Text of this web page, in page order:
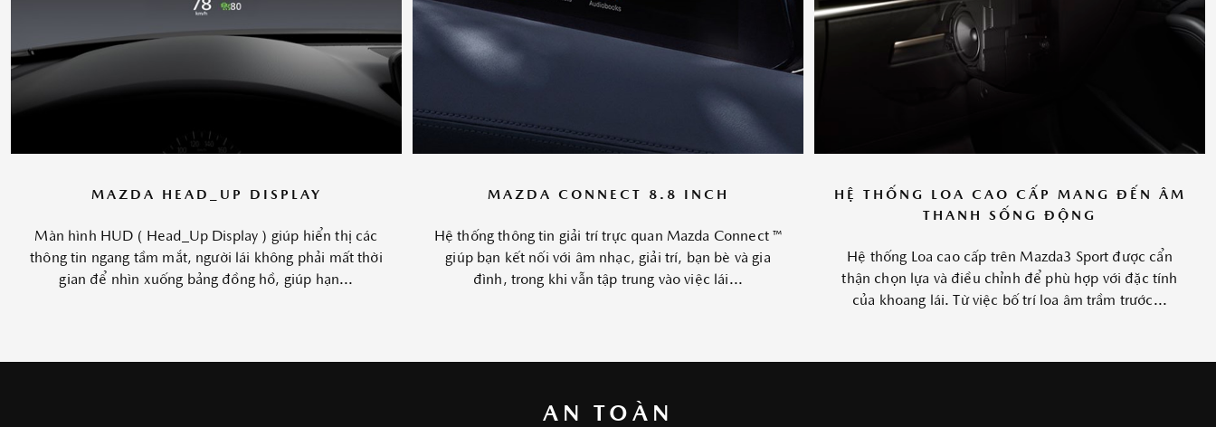
MAZDA HEAD_UP DISPLAY
Màn hình HUD ( Head_Up Display ) giúp hiển thị các
thông tin ngang tầm mắt, người lái không phải mất thời
gian để nhìn xuống bảng đồng hồ, giúp hạn...
MAZDA CONNECT 8.8 INCH
Hệ thống thông tin giải trí trực quan Mazda Connect ™
giúp bạn kết nối với âm nhạc, giải trí, bạn bè và gia
đình, trong khi vẫn tập trung vào việc lái...
HỆ THỐNG LOA CAO CẤP MANG ĐẾN ÂM
THANH SỐNG ĐỘNG
Hệ thống Loa cao cấp trên Mazda3 Sport được cẩn
thận chọn lựa và điều chỉnh để phù hợp với đặc tính
của khoang lái. Từ việc bố trí loa âm trầm trước...
AN TOÀN